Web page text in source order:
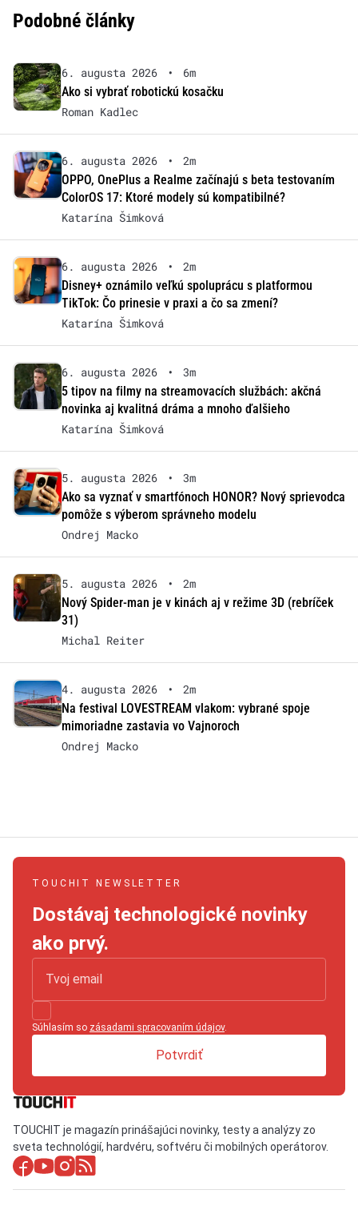
Podobné články
6. augusta 2026 •
6m
Ako si vybrať robotickú kosačku
Roman Kadlec
6. augusta 2026 •
2m
OPPO, OnePlus a Realme začínajú s beta testovaním
ColorOS 17: Ktoré modely sú kompatibilné?
Katarína Šimková
6. augusta 2026 •
2m
Disney+ oznámilo veľkú spoluprácu s platformou
TikTok: Čo prinesie v praxi a čo sa zmení?
Katarína Šimková
6. augusta 2026 •
3m
5 tipov na filmy na streamovacích službách: akčná
novinka aj kvalitná dráma a mnoho ďalšieho
Katarína Šimková
5. augusta 2026 •
3m
Ako sa vyznať v smartfónoch HONOR? Nový sprievodca
pomôže s výberom správneho modelu
Ondrej Macko
5. augusta 2026 •
2m
Nový Spider-man je v kinách aj v režime 3D (rebríček
31)
Michal Reiter
4. augusta 2026 •
2m
Na festival LOVESTREAM vlakom: vybrané spoje
mimoriadne zastavia vo Vajnoroch
Ondrej Macko
TOUCHIT NEWSLETTER
Dostávaj technologické novinky
ako prvý.
Súhlasím so zásadami spracovaním údajov.
Potvrdiť
TOUCHIT je magazín prinášajúci novinky, testy a analýzy zo
sveta technológií, hardvéru, softvéru či mobilných operátorov.